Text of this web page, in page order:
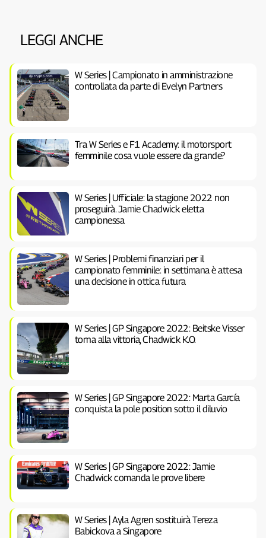
LEGGI ANCHE
W Series | Campionato in amministrazione
controllata da parte di Evelyn Partners
Tra W Series e F1 Academy: il motorsport
femminile cosa vuole essere da grande?
W Series | Ufficiale: la stagione 2022 non
proseguirà. Jamie Chadwick eletta
campionessa
W Series | Problemi finanziari per il
campionato femminile: in settimana è attesa
una decisione in ottica futura
W Series | GP Singapore 2022: Beitske Visser
torna alla vittoria, Chadwick K.O.
W Series | GP Singapore 2022: Marta García
conquista la pole position sotto il diluvio
W Series | GP Singapore 2022: Jamie
Chadwick comanda le prove libere
W Series | Ayla Agren sostituirà Tereza
Babickova a Singapore